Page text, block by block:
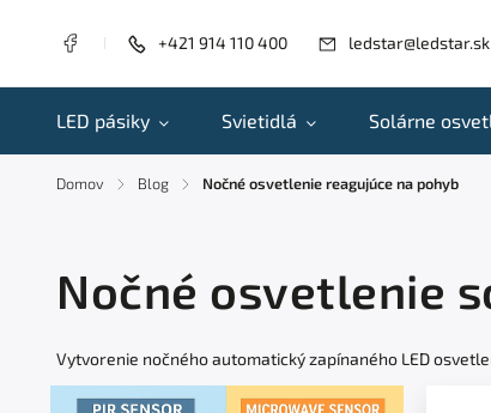
+421 914 110 400 ledstar@ledstar.sk
LED pásiky Svietidlá Solárne
Domov / Blog / Nočné osvetlenie reagujúce na pohyb
Nočné osvetlenie
Vytvorenie nočného automatický zapínaného LED